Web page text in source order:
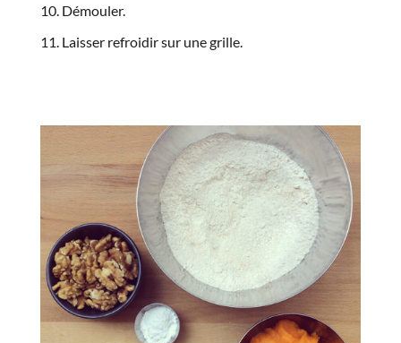
Démouler.
Laisser refroidir sur une grille.